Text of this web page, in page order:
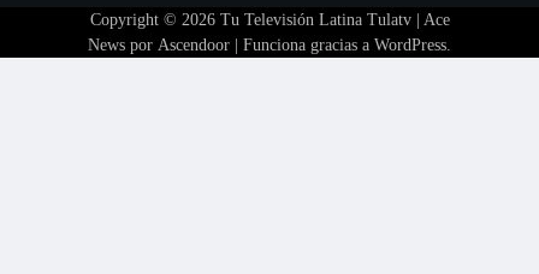
Copyright © 2026 Tu Televisión Latina Tulatv| Ace
News por Ascendoor | Funciona gracias a WordPress